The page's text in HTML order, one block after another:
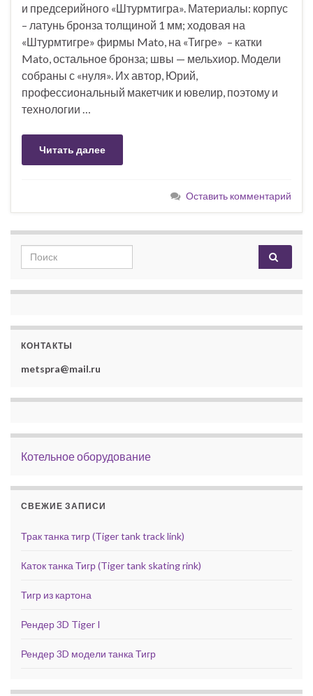
и предсерийного «Штурмтигра». Материалы: корпус
– латунь бронза толщиной 1 мм; ходовая на
«Штурмтигре» фирмы Mato, на «Тигре» – катки
Mato, остальное бронза; швы — мельхиор. Модели
собраны с «нуля». Их автор, Юрий,
профессиональный макетчик и ювелир, поэтому и
технологии …
Читать далее
Оставить комментарий
Search for:
КОНТАКТЫ
metspra@mail.ru
Котельное оборудование
СВЕЖИЕ ЗАПИСИ
Трак танка тигр (Tiger tank track link)
Каток танка Тигр (Tiger tank skating rink)
Тигр из картона
Рендер 3D Tiger I
Рендер 3D модели танка Тигр